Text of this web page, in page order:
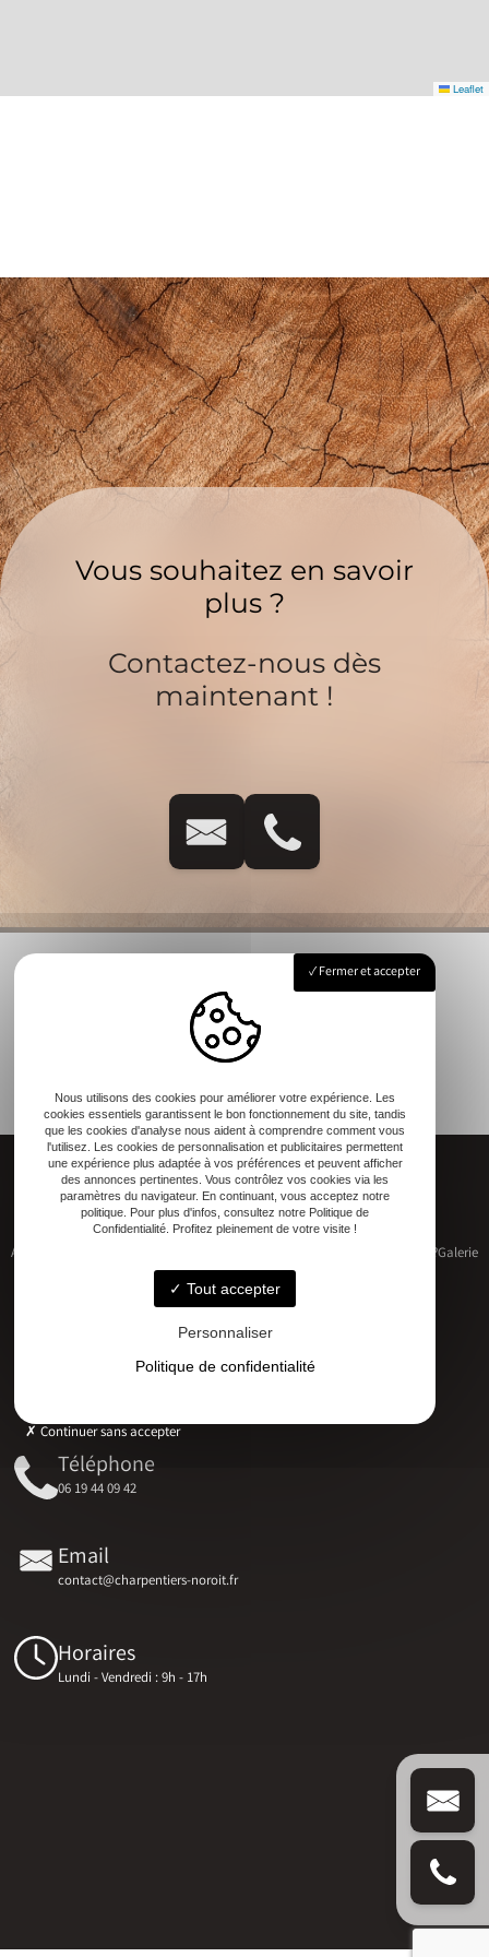
Leaflet
Vous souhaitez en savoir
plus ?
Contactez-nous dès
maintenant !
Accueil Qui sommes-nous ?Galerie
Contact
Téléphone
06 19 44 09 42
Email
contact@charpentiers-noroit.fr
Horaires
Lundi - Vendredi : 9h - 17h
Fermer et accepter
Nous utilisons des cookies pour améliorer votre expérience. Les
cookies essentiels garantissent le bon fonctionnement du site, tandis
que les cookies d'analyse nous aident à comprendre comment vous
l'utilisez. Les cookies de personnalisation et publicitaires permettent
une expérience plus adaptée à vos préférences et peuvent afficher
des annonces pertinentes. Vous contrôlez vos cookies via les
paramètres du navigateur. En continuant, vous acceptez notre
politique. Pour plus d'infos, consultez notre Politique de
Confidentialité. Profitez pleinement de votre visite !
Tout accepter
Personnaliser
Politique de confidentialité
Continuer sans accepter